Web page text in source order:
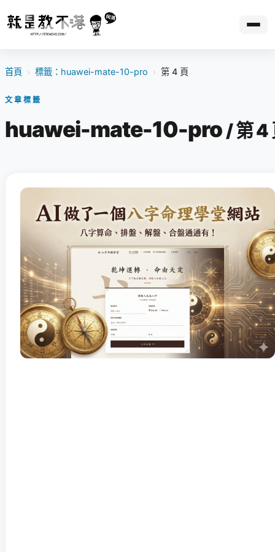
首頁 › 標籤：huawei-mate-10-pro › 第 4 頁
文章標籤
huawei-mate-10-pro / 第 4